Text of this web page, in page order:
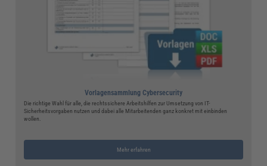
Vorlagensammlung Cybersecurity
Die richtige Wahl für alle, die rechtssichere Arbeitshilfen zur Umsetzung von IT-
Sicherheitsvorgaben nutzen und dabei alle Mitarbeitenden ganz konkret mit einbinden
wollen.
Mehr erfahren